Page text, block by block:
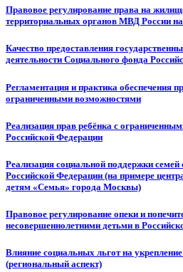
Правовое регулирование права на
территориальных органов МВД России на
Качество предоставления
деятельности Социального фонда
Регламентация и практика обеспечения
ограниченными возможностями
Реализация прав ребёнка с
Российской Федерации
Реализация социальной поддержки семей
Российской Федерации (на примере
детям «Семья» города Москвы)
Правовое регулирование опеки и
несовершеннолетними детьми в
Влияние социальных льгот на
(региональный аспект)